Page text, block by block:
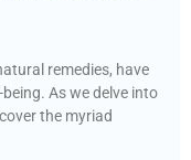
remedies, have
As we delve into
the myriad